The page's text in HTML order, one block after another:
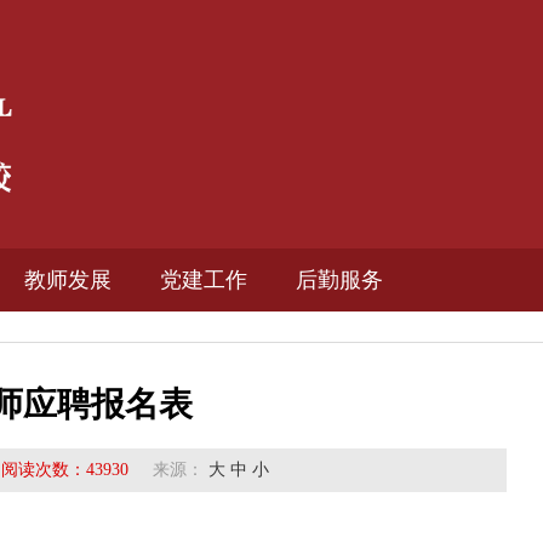
教师发展
教育科研
教师培训
校报校刊
党建工作 后勤服务
缴费平台
应聘报名表
阅读次数： 43930 来源： 大 中 小